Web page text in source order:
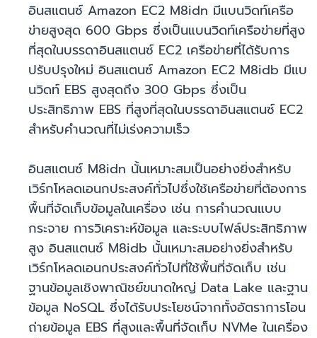
อินสแตนซ์ Amazon EC2 M8idn มีแบนวิดท์เครือ
ข่ายสูงสุด 600 Gbps ซึ่งเป็นแบนวิดท์เครือข่ายที่สูง
ที่สุดในบรรดาอินสแตนซ์ EC2 เครือข่ายที่ได้รับการ
ปรับปรุงใหม่ อินสแตนซ์ Amazon EC2 M8idb มีแบ
นวิดท์ EBS สูงสุดถึง 300 Gbps ซึ่งเป็น
ประสิทธิภาพ EBS ที่สูงที่สุดในบรรดาอินสแตนซ์ EC2
สำหรับคำนวณที่ไม่เร่งความเร็ว
อินสแตนซ์ M8idn นั้นเหมาะสมเป็นอย่างยิ่งสำหรับ
เวิร์กโหลดเอนกประสงค์ทั่วไปซึ่งใช้เครือข่ายที่ต้องการ
พื้นที่จัดเก็บข้อมูลในเครื่อง เช่น การคำนวณแบบ
กระจาย การวิเคราะห์ข้อมูล และระบบไฟล์ประสิทธิภาพ
สูง อินสแตนซ์ M8idb นั้นเหมาะสมอย่างยิ่งสำหรับ
เวิร์กโหลดเอนกประสงค์ทั่วไปที่ใช้พื้นที่จัดเก็บ เช่น
ฐานข้อมูลเชิงพาณิชย์ขนาดใหญ่ Data Lake และฐาน
ข้อมูล NoSQL ซึ่งได้รับประโยชน์จากทั้งอัตราการโอน
ถ่ายข้อมูล EBS ที่สูงและพื้นที่จัดเก็บ NVMe ในเครื่อง